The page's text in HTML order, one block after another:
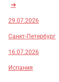
➜
29.07.2026
Санкт-Петербург
16.07.2026
Испания